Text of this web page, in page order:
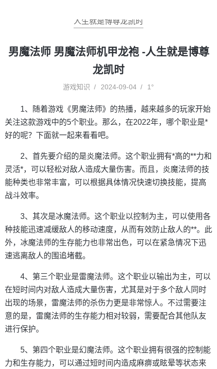
人生就是博尊龙凯时
男魔法师 男魔法师机甲龙袍 -人生就是博尊
龙凯时
游戏知识 2024-09-04 1°
1、随着游戏《男魔法师》的热播，越来越多的玩家开始
关注这款游戏中的5个职业。那么，在2022年，哪个职业是*
好的呢？下面就一起来看看吧。
2、首先要介绍的是炎魔法师。这个职业拥有*高的**力和
灵活*，可以轻松对敌人造成大量伤害。而且，炎魔法师的技
能种类也非常丰富，可以根据具体情况快速切换技能，提高
战斗效率。
3、其次是冰魔法师。这个职业以控制为主，可以使用各
种技能迅速减缓敌人的移动速度，从而有效防止敌人的**。此
外，冰魔法师的生存能力也非常出色，可以在紧急情况下迅
速逃离敌人的围追堵截。
4、第三个职业是雷魔法师。这个职业以输出为主，可以
在短时间内对敌人造成大量伤害，尤其是对于多个敌人同时
出现的场景，雷魔法师的杀伤力更是非常惊人。不过需要注
意的是，雷魔法师的生存能力相对较弱，需要配合其他队友
进行保护。
5、第四个职业是幻魔法师。这个职业拥有很强的控制能
力和生存能力，可以通过短时间内造成麻痹或眩晕等状态来